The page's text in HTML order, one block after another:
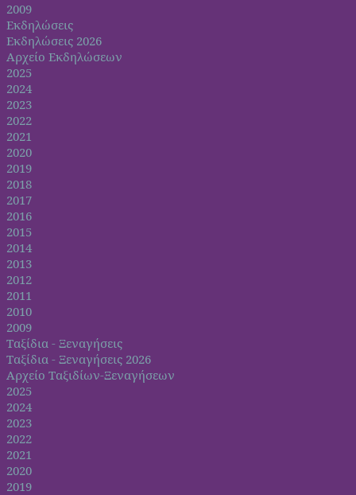
2009
Εκδηλώσεις
Εκδηλώσεις 2026
Αρχείο Εκδηλώσεων
2025
2024
2023
2022
2021
2020
2019
2018
2017
2016
2015
2014
2013
2012
2011
2010
2009
Ταξίδια - Ξεναγήσεις
Ταξίδια - Ξεναγήσεις 2026
Αρχείο Ταξιδίων-Ξεναγήσεων
2025
2024
2023
2022
2021
2020
2019